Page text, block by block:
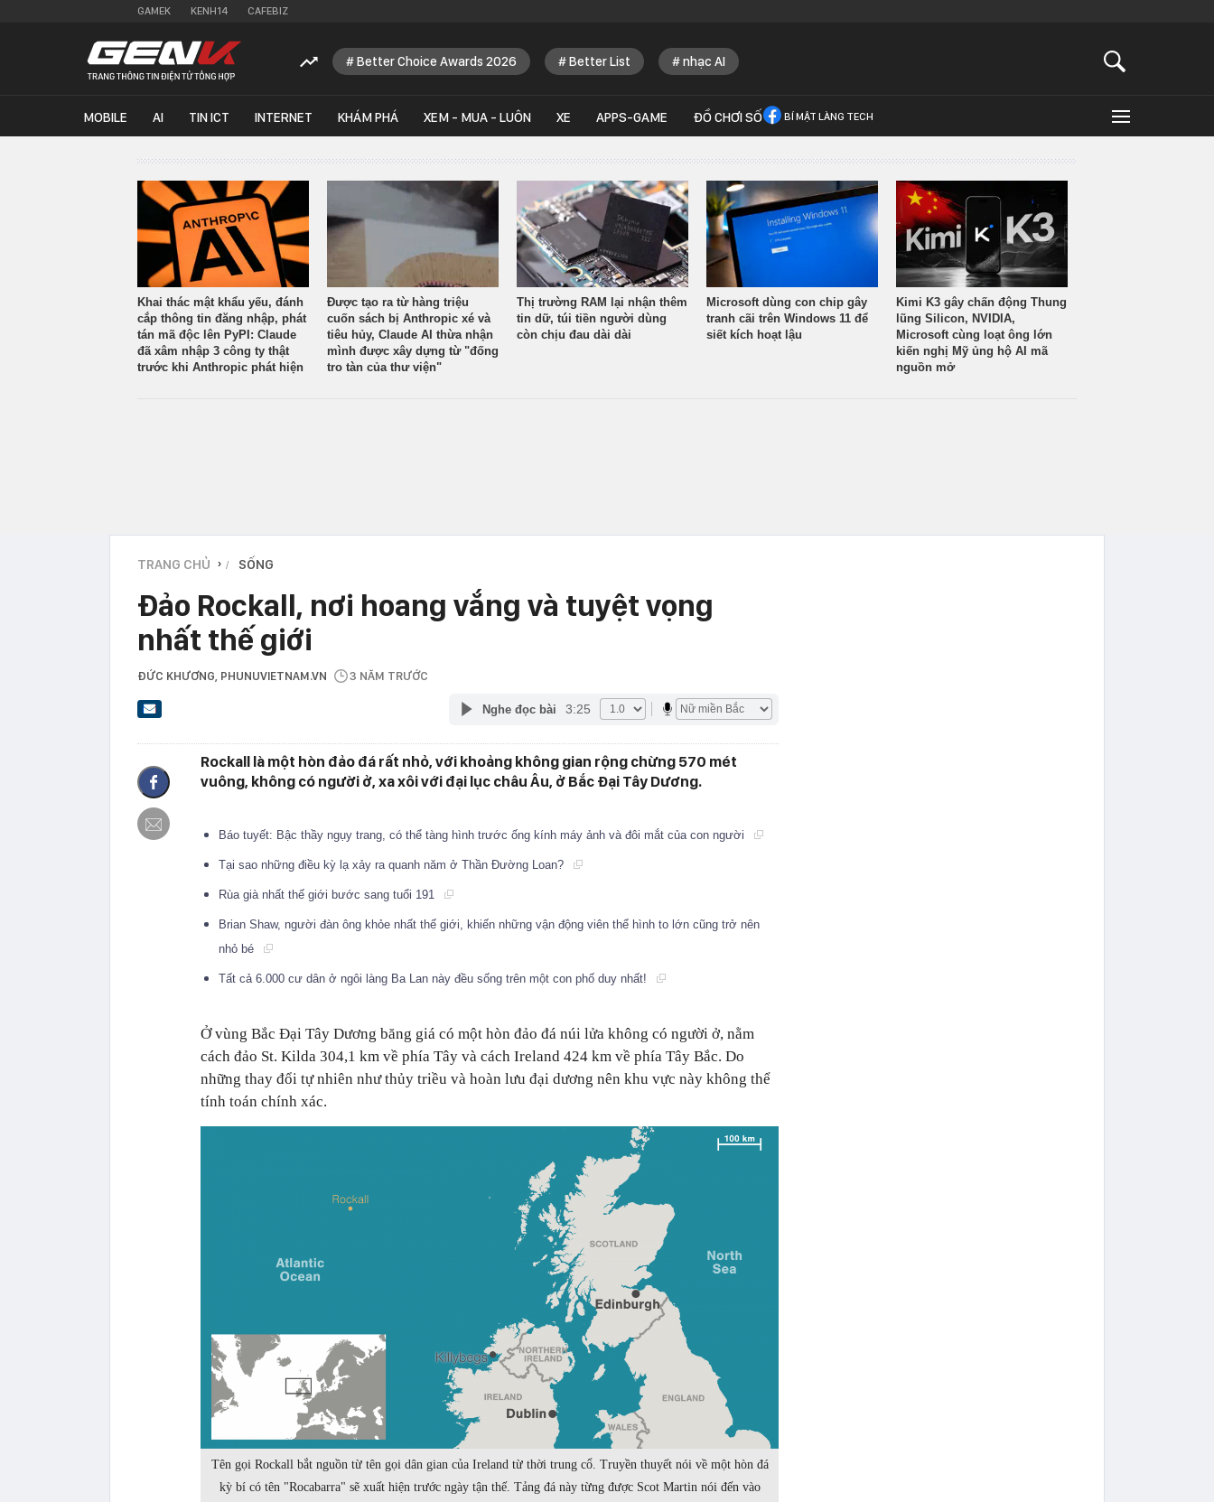
GAMEK KENH14 CAFEBIZ
Better Choice Awards 2026 Better List nhạc AI
MOBILE AI TIN ICT INTERNET KHÁM PHÁ XEM - MUA - LUÔN XE APPS-GAME ĐỒ CHƠI SỐ BÍ MẬT LÀNG TECH
Khai thác mật khẩu yếu, đánh
cắp thông tin đăng nhập, phát
tán mã độc lên PyPI: Claude
đã xâm nhập 3 công ty thật
trước khi Anthropic phát hiện
Được tạo ra từ hàng triệu
cuốn sách bị Anthropic xé và
tiêu hủy, Claude AI thừa nhận
mình được xây dựng từ "đống
tro tàn của thư viện"
Thị trường RAM lại nhận thêm
tin dữ, túi tiền người dùng
còn chịu đau dài dài
Microsoft dùng con chip gây
tranh cãi trên Windows 11 để
siết kích hoạt lậu
Kimi K3 gây chấn động Thung
lũng Silicon, NVIDIA,
Microsoft cùng loạt ông lớn
kiến nghị Mỹ ủng hộ AI mã
nguồn mở
TRANG CHỦ › SỐNG
Đảo Rockall, nơi hoang vắng và tuyệt vọng
nhất thế giới
ĐỨC KHƯƠNG , PHUNUVIETNAM.VN 3 NĂM TRƯỚC
Nghe đọc bài 3:25
Rockall là một hòn đảo đá rất nhỏ, với khoảng không gian rộng chừng 570 mét
vuông, không có người ở, xa xôi với đại lục châu Âu, ở Bắc Đại Tây Dương.
Báo tuyết: Bậc thầy ngụy trang, có thể tàng hình trước ống kính máy ảnh và đôi mắt của con người
Tại sao những điều kỳ lạ xảy ra quanh năm ở Thần Đường Loan?
Rùa già nhất thế giới bước sang tuổi 191
Brian Shaw, người đàn ông khỏe nhất thế giới, khiến những vận động viên thể hình to lớn cũng trở nên
nhỏ bé
Tất cả 6.000 cư dân ở ngôi làng Ba Lan này đều sống trên một con phố duy nhất!
Ở vùng Bắc Đại Tây Dương băng giá có một hòn đảo đá núi lửa không có người ở, nằm
cách đảo St. Kilda 304,1 km về phía Tây và cách Ireland 424 km về phía Tây Bắc. Do
những thay đổi tự nhiên như thủy triều và hoàn lưu đại dương nên khu vực này không thể
tính toán chính xác.
Tên gọi Rockall bắt nguồn từ tên gọi dân gian của Ireland từ thời trung cổ. Truyền thuyết nói về một hòn đá
kỳ bí có tên "Rocabarra" sẽ xuất hiện trước ngày tận thế. Tảng đá này từng được Scot Martin nói đến vào